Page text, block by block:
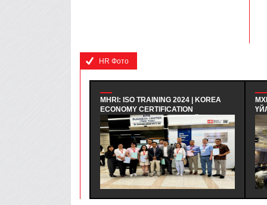
HR Фото
MHRI: ISO TRAINING 2024 | KOREA
ECONOMY CERTIFICATION
REGISTRAR - БНСУ-Н ЭДИЙН
ЗАСГИЙН ГЭРЧИЛГЭЭЖҮҮЛЭХ
ЗӨВЛӨЛИЙН МЭРГЭШҮҮЛЭХ ТУСГАЙ
ХӨТӨЛБӨРТ ЗОЧИН ТӨЛӨӨЛӨГЧӨӨР
ОРОЛЦОЖ, БНСУ-Н ААН БОЛОН ТӨР
ЗАХИРГААНЫ БАЙГУУЛЛАГЫН ҮЙЛ
АЖИЛЛАГААТАЙ ТАНИЛЦАЖ
ТУРШЛАГА СУДЛАХ АЛБАН